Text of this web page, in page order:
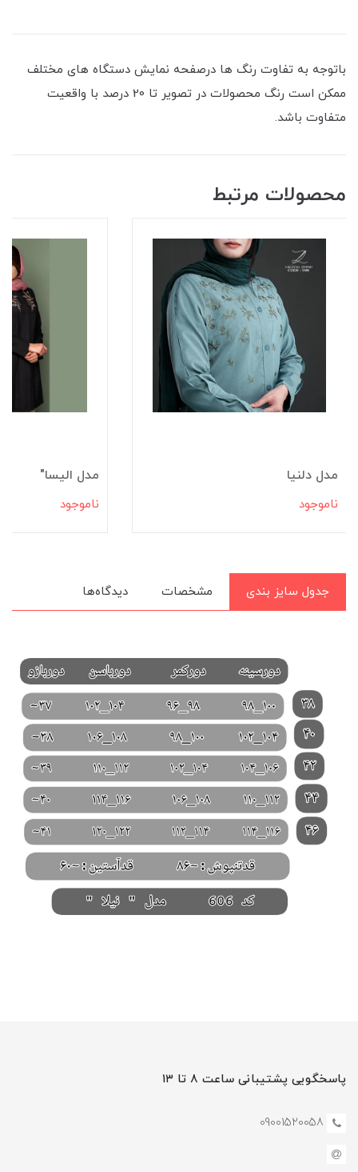
باتوجه به تفاوت رنگ ها درصفحه نمایش دستگاه های مختلف
ممکن است رنگ محصولات در تصویر تا 20 درصد با واقعیت
متفاوت باشد.
محصولات مرتبط
مدل دلنیا
ناموجود
مدل الیسا"
ناموجود
جدول سایز بندی مشخصات دیدگاه‌ها
پاسخگویی پشتیبانی ساعت ۸ تا ۱۳
09001520058